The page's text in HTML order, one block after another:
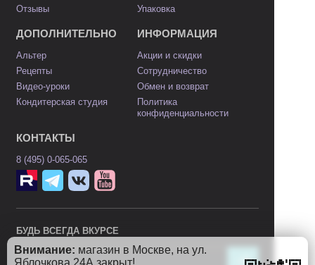
Внимание: магазин в Москве, на ул.
Яблочкова 24А закрыт!
Отзывы
Упаковка
ДОПОЛНИТЕЛЬНО
Альтер
Рецепты
Видео-уроки
Кондитерская студия
ИНФОРМАЦИЯ
Акции и скидки
Сотрудничество
Обмен и возврат
Политика
конфиденциальности
КОНТАКТЫ
8 (495) 0-065-065
БУДЬ ВСЕГДА ВКУРСЕ